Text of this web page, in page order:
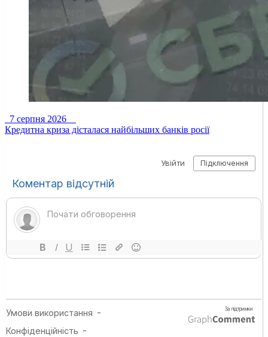
7 серпня 2026
Кредитна криза дісталася найбільших банків росії